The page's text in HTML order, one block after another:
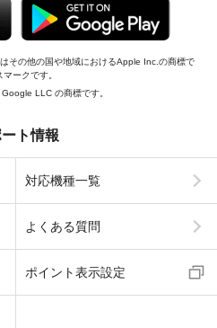
その他の国や地域におけるApple Inc.の商標で
ークです。
LLC の商標です。
ト情報
対応機種一覧
よくある質問
ポイント表示設定